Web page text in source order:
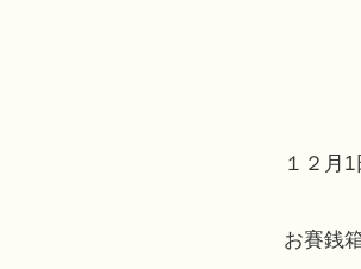
１２月
お賽銭